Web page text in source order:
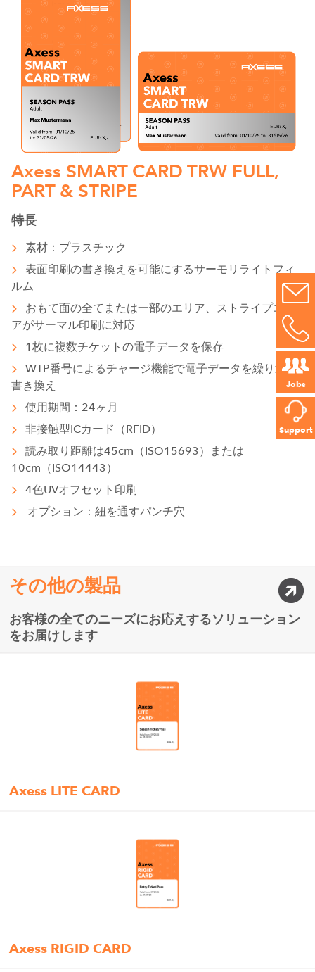
Jobs
Support
Axess SMART CARD TRW FULL,
PART & STRIPE
特長
素材：プラスチック
表面印刷の書き換えを可能にするサーモリライトフィ
ルム
おもて面の全てまたは一部のエリア、ストライプエリ
アがサーマル印刷に対応
1枚に複数チケットの電子データを保存
WTP番号によるチャージ機能で電子データを繰り返し
書き換え
使用期間：24ヶ月
非接触型ICカード（RFID）
読み取り距離は45cm（ISO15693）または
10cm（ISO14443）
4色UVオフセット印刷
オプション：紐を通すパンチ穴
その他の製品
お客様の全てのニーズにお応えするソリューション
をお届けします
Axess LITE CARD
Axess RIGID CARD